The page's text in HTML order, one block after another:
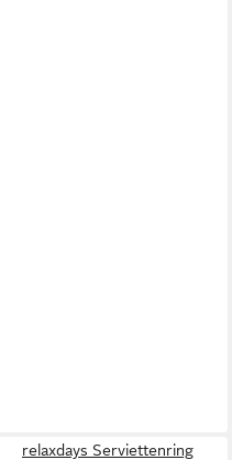
relaxdays Serviettenring